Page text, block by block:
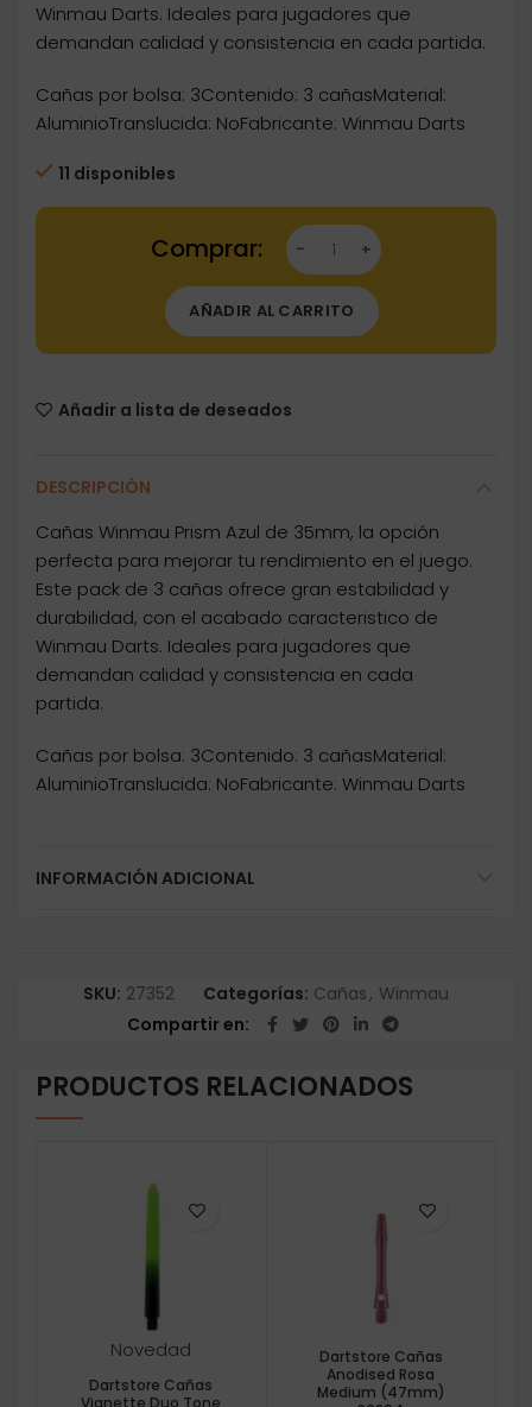
Winmau Darts. Ideales para jugadores que
demandan calidad y consistencia en cada partida.
Cañas por bolsa: 3Contenido: 3 cañasMaterial:
AluminioTranslucida: NoFabricante: Winmau Darts
11 disponibles
Dartstore Cañas Winmau Prism Azul 35mm
AÑADIR AL CARRITO
Añadir a lista de deseados
DESCRIPCIÓN
Cañas Winmau Prism Azul de 35mm, la opción
perfecta para mejorar tu rendimiento en el juego.
Este pack de 3 cañas ofrece gran estabilidad y
durabilidad, con el acabado caracteristico de
Winmau Darts. Ideales para jugadores que
demandan calidad y consistencia en cada
partida.
Cañas por bolsa: 3Contenido: 3 cañasMaterial:
AluminioTranslucida: NoFabricante: Winmau Darts
INFORMACIÓN ADICIONAL
SKU: 27352 Categorías: Cañas, Winmau
Compartir en
PRODUCTOS RELACIONADOS
Novedad
Dartstore Cañas
Vignette Duo Tone
Dartstore Cañas
Anodised Rosa
Medium (47mm)